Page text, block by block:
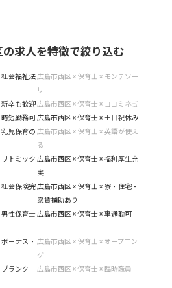
の求人を特徴で絞り込む
社会福祉法広島市西区 × 保育士 × モンテソー
リ
新卒も歓迎広島市西区 × 保育士 × ヨコミネ式
短勤務可 広島市西区 × 保育士 × 土日祝休み
乳児保育の 広島市西区 × 保育士 × 英語が使え
る
リトミック 広島市西区 × 保育士 × 福利厚生充
実
社会保険完広島市西区 × 保育士 × 寮・住宅・
家賃補助あり
男性保育士 広島市西区 × 保育士 × 車通勤可
ーナス・ 広島市西区 × 保育士 × オープニン
グ
ブランク
広島市西区 × 保育士 × 臨時職員